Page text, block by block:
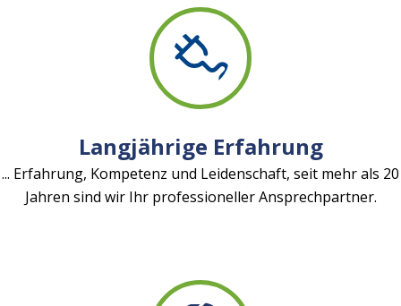
Langjährige Erfahrung
... Erfahrung, Kompetenz und Leidenschaft, seit mehr als 20
Jahren sind wir Ihr professioneller Ansprechpartner.